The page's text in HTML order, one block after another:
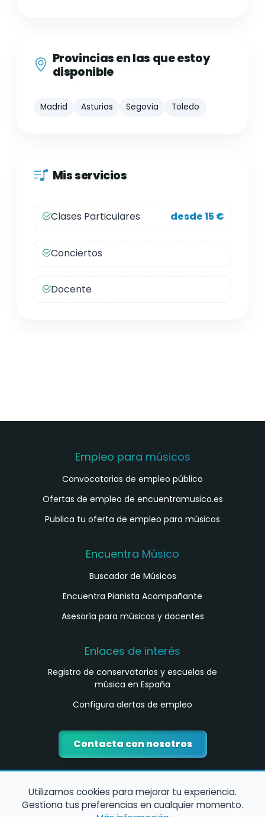
Provincias en las que estoy
disponible
Madrid Asturias Segovia Toledo
Mis servicios
Clases Particulares desde 15 €
Conciertos
Docente
Empleo para músicos
Convocatorias de empleo público
Ofertas de empleo de encuentramusico.es
Publica tu oferta de empleo para músicos
Encuentra Músico
Buscador de Músicos
Encuentra Pianista Acompañante
Asesoría para músicos y docentes
Enlaces de interés
Registro de conservatorios y escuelas de
música en España
Configura alertas de empleo
Contacta con nosotros
Utilizamos cookies para mejorar tu experiencia.
Gestiona tus preferencias en cualquier momento.